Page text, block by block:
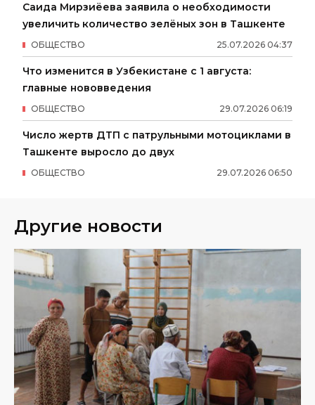
Саида Мирзиёева заявила о необходимости
увеличить количество зелёных зон в Ташкенте
25.07.2026 04:37
ОБЩЕСТВО
Что изменится в Узбекистане с 1 августа:
главные нововведения
29.07.2026 06:19
ОБЩЕСТВО
Число жертв ДТП с патрульными мотоциклами в
Ташкенте выросло до двух
29.07.2026 06:50
ОБЩЕСТВО
Другие новости